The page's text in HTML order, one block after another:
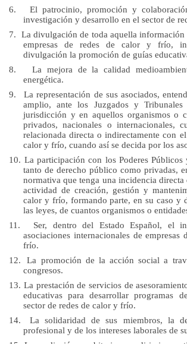
6.
El patrocinio, promoción y
investigación y desarrollo en el sector de
7.
La divulgación de toda aquella información
empresas de redes de calor y frío,
divulgación la promoción de guías
8.
La mejora de la calidad
energética.
9.
La representación de sus asociados,
amplio, ante los Juzgados y
jurisdicción y en aquellos organismos o
privados, nacionales o internacionales,
relacionada directa o indirectamente con
calor y frío, cuando así se decida por los
10. La participación con los Poderes Públicos
tanto de derecho público como privadas,
normativa que tenga una incidencia directa
actividad de creación, gestión y
calor y frío, formando parte, en su caso y
las leyes, de cuantos organismos o
11.
Ser, dentro del Estado Español, el
asociaciones internacionales de empresas
frío.
12.
La promoción de la acción social a
congresos.
13. La prestación de servicios de
educativas para desarrollar programas
sector de redes de calor y frío.
14.
La solidaridad de sus miembros, la
profesional y de los intereses laborales de